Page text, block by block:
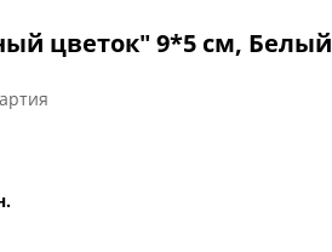
цветок" 9*5 см, Белый